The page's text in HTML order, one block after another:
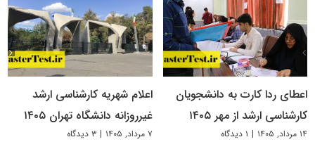
اعطای ردا کارت به دانشجویان
کارشناسی ارشد از مهر ۱۴۰۵
۱۴ مرداد, ۱۴۰۵ | ۱ دیدگاه
اعلام شهریه کارشناسی ارشد
غیرروزانه دانشگاه تهران ۱۴۰۵
۷ مرداد, ۱۴۰۵ | ۳ دیدگاه